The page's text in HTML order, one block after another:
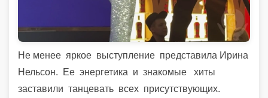
Не менее яркое выступление представила Ирина
Нельсон. Ее энергетика и знакомые хиты
заставили танцевать всех присутствующих.